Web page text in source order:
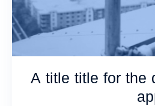
A title title for the